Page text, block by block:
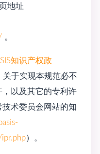
地址
。
知识产权政
关于实现本规范必不
以及其它的专利许
术委员会网站的知
）。